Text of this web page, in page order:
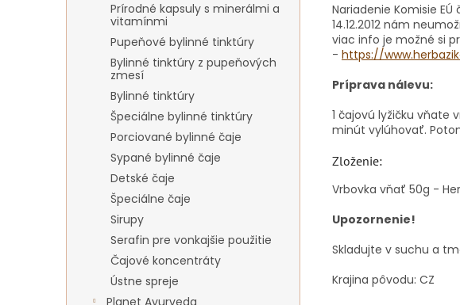
Prírodné kapsuly s minerálmi a
vitamínmi
Pupeňové bylinné tinktúry
Bylinné tinktúry z pupeňových
zmesí
Bylinné tinktúry
Špeciálne bylinné tinktúry
Porciované bylinné čaje
Sypané bylinné čaje
Detské čaje
Špeciálne čaje
Sirupy
Serafin pre vonkajšie použitie
Čajové koncentráty
Ústne spreje
Planet Ayurveda
Nariadenie Komisie
14.12.2012 nám
viac info je možné si
- https://
Príprava nálevu:
1 čajovú lyžičku vňate
minút vylúhovať.
Zloženie:
Vrbovka vňať 50g -
Upozornenie!
Skladujte v suchu a
Krajina pôvodu: CZ